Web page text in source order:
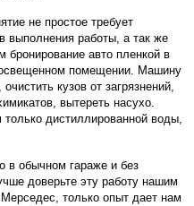
не простое требует
выполнения работы, а так же
авто пленкой в
помещении. Машину
кузов от загрязнений,
вытереть насухо.
только дистиллированной воды,
в обычном гараже и без
доверьте эту работу нашим
только опыт дает нам